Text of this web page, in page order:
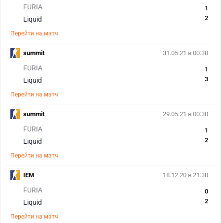
FURIA
Liquid
1
2
Перейти на матч
31.05.21 в 00:30
FURIA
Liquid
1
3
Перейти на матч
summit
29.05.21 в 00:30
FURIA
Liquid
1
2
Перейти на матч
summit
18.12.20 в 21:30
FURIA
Liquid
0
2
Перейти на матч
IEM